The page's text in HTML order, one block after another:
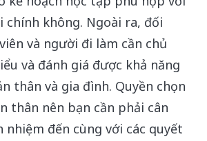
chính không. Ngoài ra, đối
và người đi làm cần chủ
và đánh giá được khả năng
thân và gia đình. Quyền chọn
thân nên bạn cần phải cân
nhiệm đến cùng với các quyết